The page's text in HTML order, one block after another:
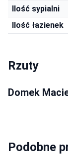
Ilość sypialni
Ilość łazienek
Rzuty
Domek
Podobne